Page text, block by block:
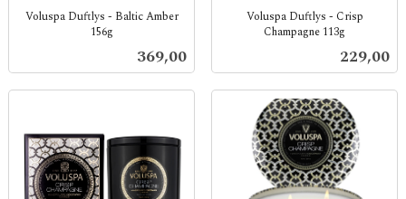
Voluspa Duftlys - Baltic Amber
156g
Pris
369,00
Voluspa Duftlys - Crisp
Champagne 113g
Pris
229,00